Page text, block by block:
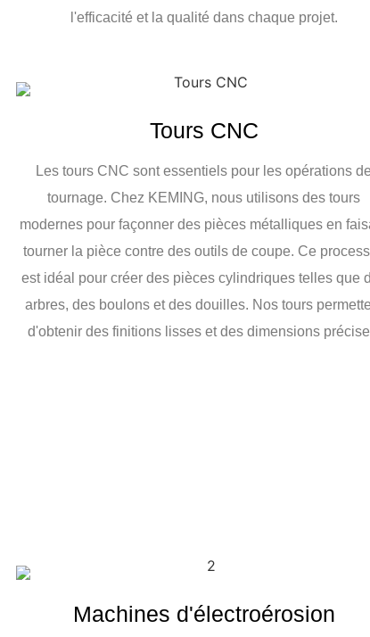
l'efficacité et la qualité dans chaque projet.
Tours CNC
Les tours CNC sont essentiels pour les opérations de
tournage. Chez KEMING, nous utilisons des tours
modernes pour façonner des pièces métalliques en
tourner la pièce contre des outils de coupe. Ce
est idéal pour créer des pièces cylindriques telles que
arbres, des boulons et des douilles. Nos tours
d'obtenir des finitions lisses et des dimensions
Machines d'électroérosion